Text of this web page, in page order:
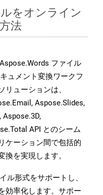
をオンライン
法
ファイル
ュメント変換ワークフ
リューションは、
Aspose.Slides,
Aspose.3D,
API とのシーム
ケーション間で包括的
を実現します。
ル形式をサポートし、
効率化します。サポー